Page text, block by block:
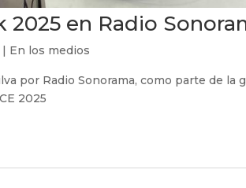
2025 en Radio
| En los medios
por Radio Sonorama, como parte de la
2025